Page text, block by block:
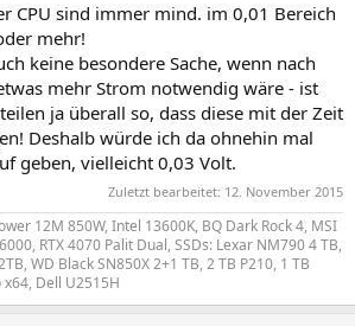
CPU sind immer mind. im 0,01 Bereich
mehr!
keine besondere Sache, wenn nach
mehr Strom notwendig wäre - ist
ja überall so, dass diese mit der Zeit
Deshalb würde ich da ohnehin mal
geben, vielleicht 0,03 Volt.
Zuletzt bearbeitet: 12. November 2015
12M 850W, Intel 13600K, BQ Dark Rock 4, MSI
RTX 4070 Palit Dual, SSDs: Lexar NM790 4 TB,
WD Black SN850X 2+1 TB, 2 TB P210, 1 TB
Dell U2515H